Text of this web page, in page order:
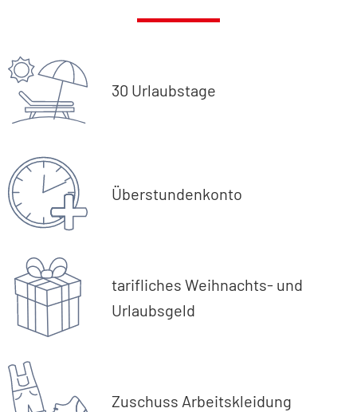
30 Urlaubstage
Überstundenkonto
tarifliches Weihnachts- und
Urlaubsgeld
Zuschuss Arbeitskleidung